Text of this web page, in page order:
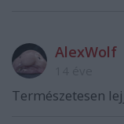
AlexWolf
Természetesen